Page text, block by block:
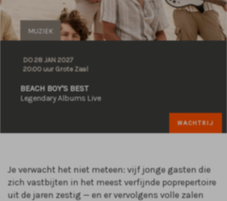
BEACH BOY'S BEST
Legendary Albums Live
MUZIEK
DO 28 JAN 2027
20:00 uur Grote Zaal
WACHTRIJ
Je verwacht het niet meteen: vijf jonge gasten die
zich vastbijten in het meest verfijnde poprepertoire
uit de jaren zestig — en er vervolgens volle zalen